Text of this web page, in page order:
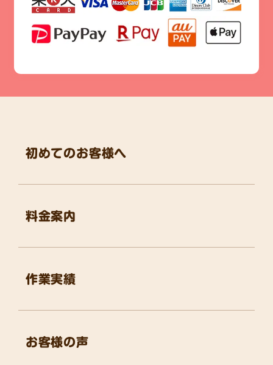
初めてのお客様へ
料金案内
作業実績
お客様の声